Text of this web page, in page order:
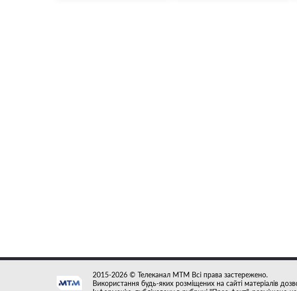
2015-2026 © Телеканал MTM Всі права застережено.
Використання будь-яких розміщених на сайті матеріалів